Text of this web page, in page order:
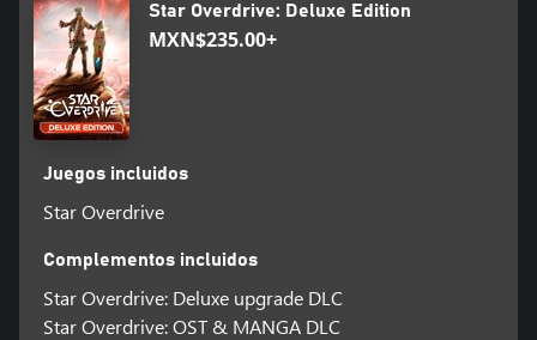
Star Overdrive: Deluxe Edition
MXN$235.00+
Juegos incluidos
Star Overdrive
Complementos incluidos
Star Overdrive: Deluxe upgrade DLC
Star Overdrive: OST & MANGA DLC